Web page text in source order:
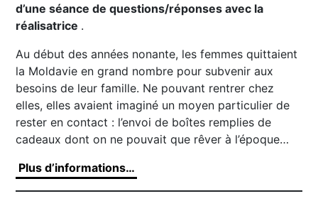
d’une séance de questions/réponses avec la
réalisatrice .
Au début des années nonante, les femmes quittaient
la Moldavie en grand nombre pour subvenir aux
besoins de leur famille. Ne pouvant rentrer chez
elles, elles avaient imaginé un moyen particulier de
rester en contact : l’envoi de boîtes remplies de
cadeaux dont on ne pouvait que rêver à l’époque…
Plus d’informations…